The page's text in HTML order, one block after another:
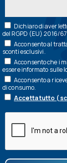
Dichiaro di aver
del RGPD (EU) 2016/
Acconsento al
sconti esclusivi.
Acconsento che i
essere informato sulle
Acconsento a
di consumo.
Accetta tutto (